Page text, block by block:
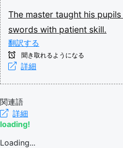
The master taught his pupils
swords with patient skill.
翻訳する
聞き取れるようになる
詳細
関連語
詳細
loading!
Loading...